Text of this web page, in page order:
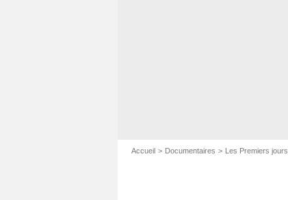
Accueil Documentaires Les Premiers jours